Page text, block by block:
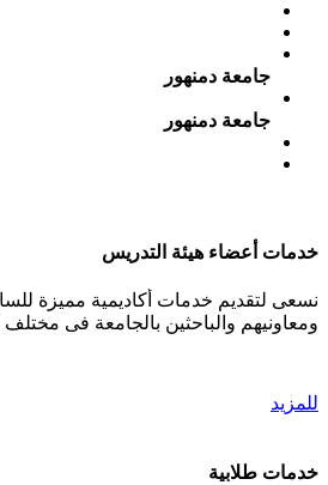
جامعة دمنهور
جامعة دمنهور
خدمات أعضاء هيئة التدريس
نسعى لتقديم خدمات أكاديمية مميزة
ومعاونيهم والباحثين بالجامعة فى
للمزيد
خدمات طلابية